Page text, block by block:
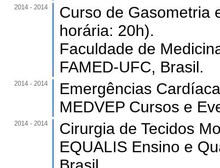
2014 - 2014
Curso de Gasometria
horária: 20h).
Faculdade de
FAMED-UFC, Brasil.
2014 - 2014
Emergências
MEDVEP Cursos e
2014 - 2014
Cirurgia de Tecidos
EQUALIS Ensino e